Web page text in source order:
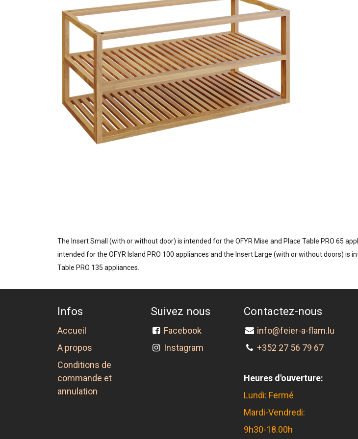
The Insert Small (with or without door) is intended for the OFYR Mise and Place Table PRO 65
intended for the OFYR Island PRO 100 appliances and the Insert Large (with or without doors) is
Table PRO 135 appliances.
Infos
Accueil
A propos
Conditions de
commande et
annulation
Suivez nous
Facebook
Instagram
Contactez-nous
info@feier-a-flam.lu
+352 27 56 79 67
Heures d'ouverture:
Lundi: Fermé
Mardi-Vendredi:
9h30-18.00h